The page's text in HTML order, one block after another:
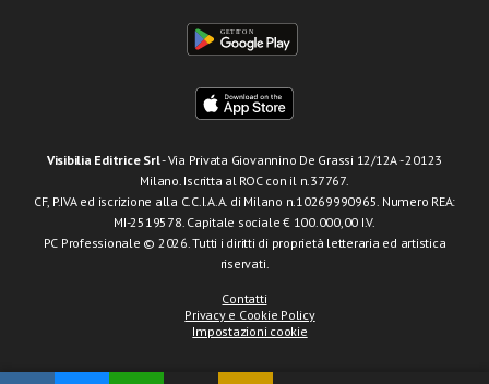
Visibilia Editrice Srl- Via Privata Giovannino De Grassi 12/12A - 20123
Milano. Iscritta al ROC con il n.37767.
CF, P.IVA ed iscrizione alla C.C.I.A.A. di Milano n.10269990965. Numero REA:
MI-2519578. Capitale sociale € 100.000,00 I.V.
PC Professionale © 2026. Tutti i diritti di proprietà letteraria ed artistica
riservati.
Contatti
Privacy e Cookie Policy
Impostazioni cookie